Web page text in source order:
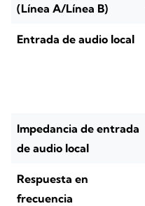
(Línea A/Línea B)
Entrada de audio local
Impedancia de entrada
de audio local
Respuesta en
frecuencia